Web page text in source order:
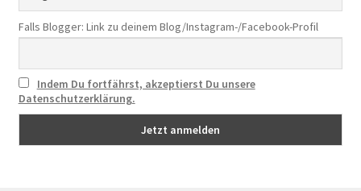
Falls Blogger: Link zu deinem Blog/Instagram-/Facebook-Profil
Indem Du fortfährst, akzeptierst Du unsere
Datenschutzerklärung.